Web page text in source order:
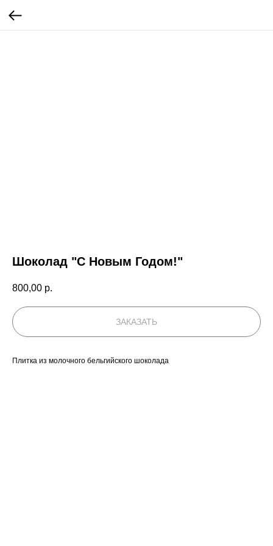
Шоколад "С Новым Годом!"
800,00 р.
ЗАКАЗАТЬ
Плитка из молочного бельгийского шоколада